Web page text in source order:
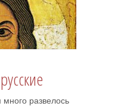
развелось